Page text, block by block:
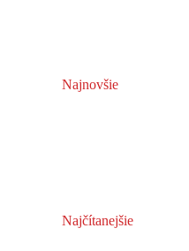
Najnovšie
Najčítanejšie